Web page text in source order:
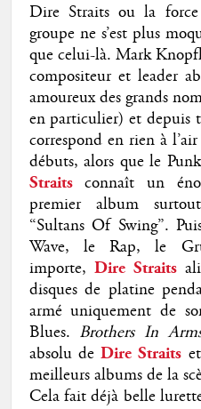
Dire Straits ou la
groupe ne s’est plus
que celui-là. Mark
compositeur et leader
amoureux des grands
en particulier) et depuis
correspond en rien à
débuts, alors que le
Straitsconnaît un
premier album
“Sultans Of Swing”.
Wave, le Rap, le
importe, Dire Straits
disques de platine
armé uniquement de
Blues. Brothers In
absolu deDire Straits
meilleurs albums de la
Cela fait déjà belle